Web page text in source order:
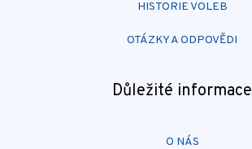
HISTORIE VOLEB
OTÁZKY A ODPOVĚDI
Důležité informace
O NÁS